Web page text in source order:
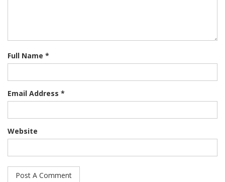
Full Name *
Email Address *
Website